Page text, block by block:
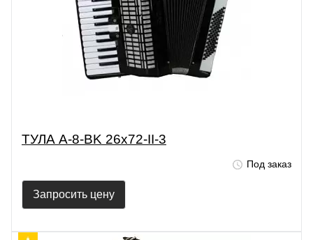
ТУЛА A-8-BK 26х72-II-3
Под заказ
Запросить цену